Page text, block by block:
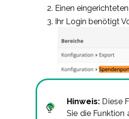
Einen
Ihr Login benötigt
Hinweis: Diese
Sie die